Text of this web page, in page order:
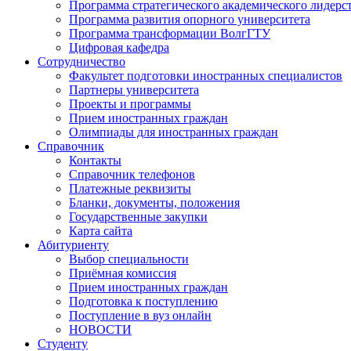
Программа стратегического академического
Программа развития опорного университета
Программа трансформации ВолгГТУ
Цифровая кафедра
Сотрудничество
Факультет подготовки иностранных специалистов
Партнеры университета
Проекты и программы
Прием иностранных граждан
Олимпиады для иностранных граждан
Справочник
Контакты
Справочник телефонов
Платежные реквизиты
Бланки, документы, положения
Государственные закупки
Карта сайта
Абитуриенту
Выбор специальности
Приёмная комиссия
Прием иностранных граждан
Подготовка к поступлению
Поступление в вуз онлайн
НОВОСТИ
Студенту